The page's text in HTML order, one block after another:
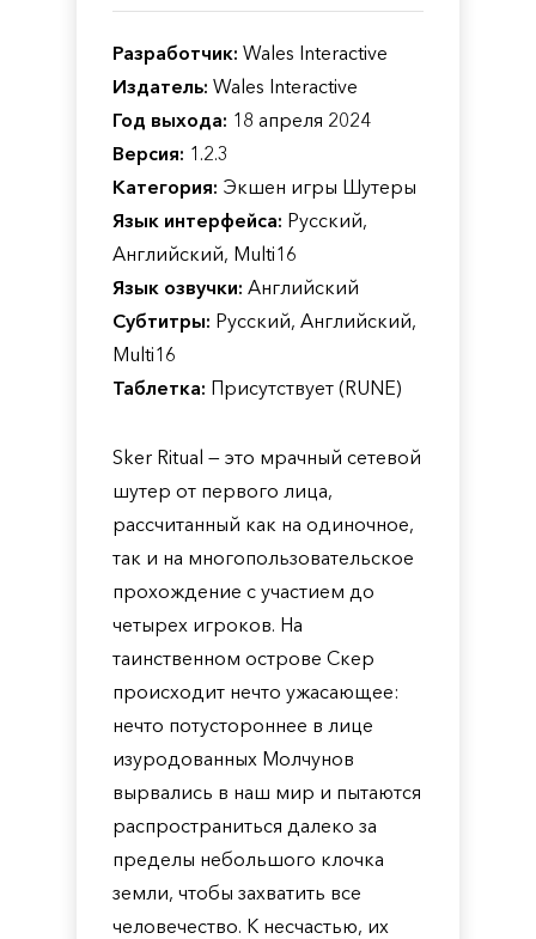
Разработчик: Wales Interactive
Издатель: Wales Interactive
Год выхода: 18 апреля 2024
Версия: 1.2.3
Категория: Экшен игры Шутеры
Язык интерфейса: Русский,
Английский, Multi16
Язык озвучки: Английский
Субтитры: Русский, Английский,
Multi16
Таблетка: Присутствует (RUNE)
Sker Ritual — это мрачный сетевой
шутер от первого лица,
рассчитанный как на одиночное,
так и на многопользовательское
прохождение с участием до
четырех игроков. На
таинственном острове Скер
происходит нечто ужасающее:
нечто потустороннее в лице
изуродованных Молчунов
вырвались в наш мир и пытаются
распространиться далеко за
пределы небольшого клочка
земли, чтобы захватить все
человечество. К несчастью, их